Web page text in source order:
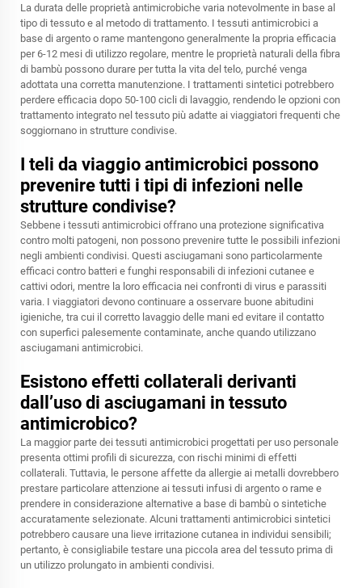
La durata delle proprietà antimicrobiche varia notevolmente in base al
tipo di tessuto e al metodo di trattamento. I tessuti antimicrobici a
base di argento o rame mantengono generalmente la propria efficacia
per 6-12 mesi di utilizzo regolare, mentre le proprietà naturali della fibra
di bambù possono durare per tutta la vita del telo, purché venga
adottata una corretta manutenzione. I trattamenti sintetici potrebbero
perdere efficacia dopo 50-100 cicli di lavaggio, rendendo le opzioni con
trattamento integrato nel tessuto più adatte ai viaggiatori frequenti che
soggiornano in strutture condivise.
I teli da viaggio antimicrobici possono
prevenire tutti i tipi di infezioni nelle
strutture condivise?
Sebbene i tessuti antimicrobici offrano una protezione significativa
contro molti patogeni, non possono prevenire tutte le possibili infezioni
negli ambienti condivisi. Questi asciugamani sono particolarmente
efficaci contro batteri e funghi responsabili di infezioni cutanee e
cattivi odori, mentre la loro efficacia nei confronti di virus e parassiti
varia. I viaggiatori devono continuare a osservare buone abitudini
igieniche, tra cui il corretto lavaggio delle mani ed evitare il contatto
con superfici palesemente contaminate, anche quando utilizzano
asciugamani antimicrobici.
Esistono effetti collaterali derivanti
dall’uso di asciugamani in tessuto
antimicrobico?
La maggior parte dei tessuti antimicrobici progettati per uso personale
presenta ottimi profili di sicurezza, con rischi minimi di effetti
collaterali. Tuttavia, le persone affette da allergie ai metalli dovrebbero
prestare particolare attenzione ai tessuti infusi di argento o rame e
prendere in considerazione alternative a base di bambù o sintetiche
accuratamente selezionate. Alcuni trattamenti antimicrobici sintetici
potrebbero causare una lieve irritazione cutanea in individui sensibili;
pertanto, è consigliabile testare una piccola area del tessuto prima di
un utilizzo prolungato in ambienti condivisi.